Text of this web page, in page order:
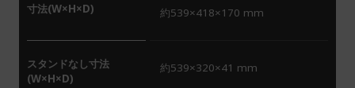
寸法(W×H×D) 約539×418×170 mm
スタンドなし寸法
(W×H×D)
約539×320×41 mm